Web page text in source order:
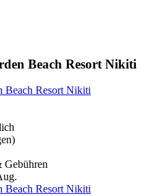
Beach Resort Nikiti
Beach Resort Nikiti
Gebühren
Beach Resort Nikiti